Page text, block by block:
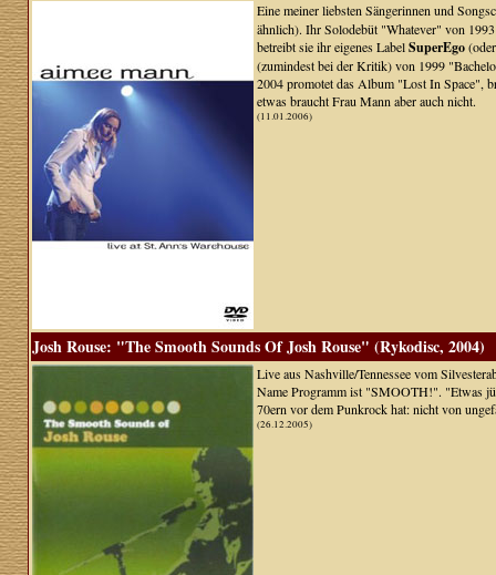
Eine meiner liebsten Sängerinnen und
ähnlich). Ihr Solodebüt "Whatever" von
betreibt sie ihr eigenes LabelSuperEgo(oder
(zumindest bei der Kritik) von 1999
2004 promotet das Album "Lost In Space",
etwas braucht Frau Mann aber auch nicht.
(11.01.2006)
Josh Rouse: "The Smooth Sounds Of Josh Rouse" (Rykodisc, 2004)
Live aus Nashville/Tennessee vom
Name Programm ist "SMOOTH!". "Etwas
70ern vor dem Punkrock hat: nicht von
(26.12.2005)